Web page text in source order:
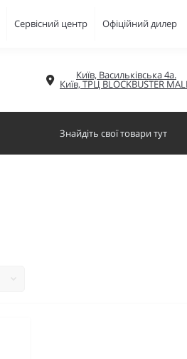
Сервісний центр Офіційний дилер
Київ, Васильківська 4а.
Київ, ТРЦ BLOCKBUSTER